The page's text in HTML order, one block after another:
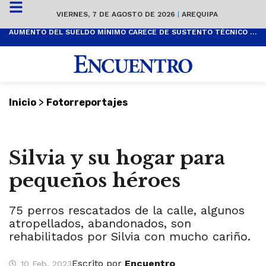
VIERNES, 7 DE AGOSTO DE 2026 | AREQUIPA
AUMENTO DEL SUELDO MÍNIMO CARECE DE SUSTENTO TÉCNICO Y ES POPULISTA
Inicio > Fotorreportajes
Silvia y su hogar para
pequeños héroes
75 perros rescatados de la calle, algunos
atropellados, abandonados, son
rehabilitados por Silvia con mucho cariño.
10 Feb, 2023Escrito por Encuentro